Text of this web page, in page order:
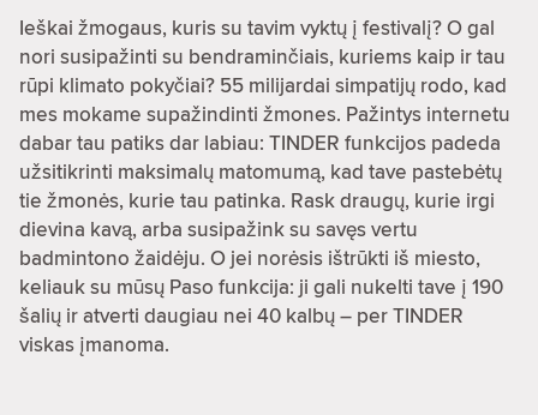
Ieškai žmogaus, kuris su tavim vyktų į festivalį? O gal
nori susipažinti su bendraminčiais, kuriems kaip ir tau
rūpi klimato pokyčiai? 55 milijardai simpatijų rodo, kad
mes mokame supažindinti žmones. Pažintys internetu
dabar tau patiks dar labiau: TINDER funkcijos padeda
užsitikrinti maksimalų matomumą, kad tave pastebėtų
tie žmonės, kurie tau patinka. Rask draugų, kurie irgi
dievina kavą, arba susipažink su savęs vertu
badmintono žaidėju. O jei norėsis ištrūkti iš miesto,
keliauk su mūsų Paso funkcija: ji gali nukelti tave į 190
šalių ir atverti daugiau nei 40 kalbų – per TINDER
viskas įmanoma.